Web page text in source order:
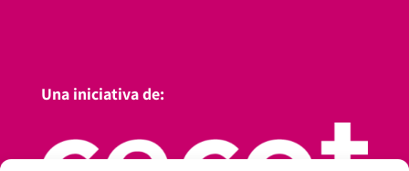
Una iniciativa de: